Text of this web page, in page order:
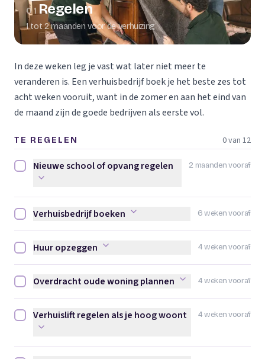
01 Regelen
1 tot 2 maanden voor de verhuizing
In deze weken leg je vast wat later niet meer te
veranderen is. Een verhuisbedrijf boek je het beste zes tot
acht weken vooruit, want in de zomer en aan het eind van
de maand zijn de goede bedrijven als eerste vol.
TE REGELEN 0 van 12
2 maanden vooraf
Nieuwe school of opvang regelen afvinken
Nieuwe school of opvang regelen
6 weken vooraf
Verhuisbedrijf boeken afvinken
Verhuisbedrijf boeken
4 weken vooraf
Huur opzeggen afvinken
Huur opzeggen
4 weken vooraf
Overdracht oude woning plannen afvinken
Overdracht oude woning plannen
4 weken vooraf
Verhuislift regelen als je hoog woont afvinken
Verhuislift regelen als je hoog woont